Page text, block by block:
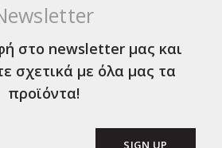
στο newsletter μας και
σχετικά με όλα μας τα
προϊόντα!